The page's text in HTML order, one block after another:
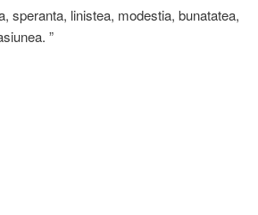
speranta, linistea, modestia, bunatatea,
”